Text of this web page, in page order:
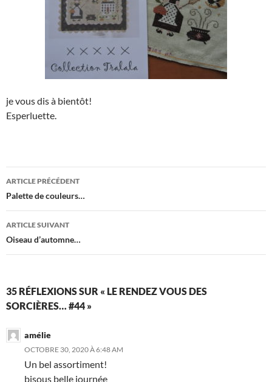
je vous dis à bientôt!
Esperluette.
Navigation
des
articles
ARTICLE PRÉCÉDENT
Palette de couleurs…
ARTICLE SUIVANT
Oiseau d’automne…
35 RÉFLEXIONS SUR « LE RENDEZ VOUS DES
SORCIÈRES… #44 »
amélie
OCTOBRE 30, 2020 À 6:48 AM
Un bel assortiment!
bisous belle journée